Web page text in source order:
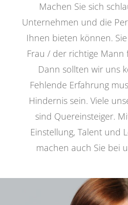
Machen Sie sich
Unternehmen und die
Ihnen bieten können.
Frau / der richtige Mann
Dann sollten wir uns
Fehlende Erfahrung
Hindernis sein. Viele
sind Quereinsteiger.
Einstellung, Talent und
machen auch Sie bei